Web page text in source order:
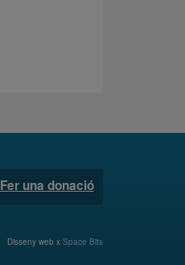
Fer una donació
Disseny web x Space Bits